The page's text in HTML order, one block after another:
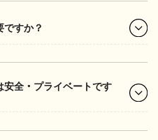
すか？
全・プライベートです